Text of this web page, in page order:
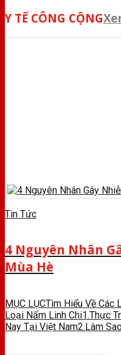
Y TẾ CÔNG CỘNG
Tin Tức
4 Nguyên Nhân
Mùa Hè
MỤC LỤCTìm Hiểu Về
Loại Nấm Linh Chi1.Thực
Nay Tại Việt Nam2.Làm